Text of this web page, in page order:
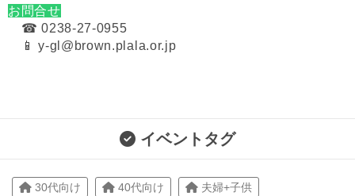
お問合せ
☎ 0238-27-0955
📱 y-gl@brown.plala.or.jp
イベントタグ
30代向け 40代向け 夫婦+子供